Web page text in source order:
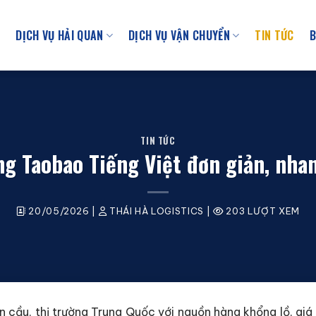
DỊCH VỤ HẢI QUAN DỊCH VỤ VẬN CHUYỂN TIN TỨC
TIN TỨC
Taobao Tiếng Việt đơn giản,
20/05/2026 THÁI HÀ LOGISTICS 203 LƯỢT XEM
thị trường Trung Quốc với nguồn hàng khổng lồ,